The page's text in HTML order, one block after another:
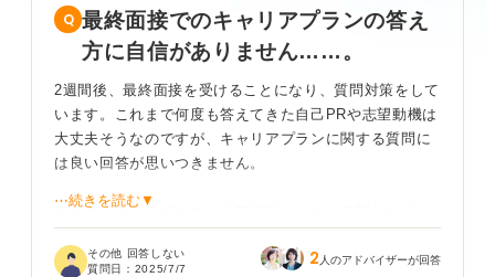
最終面接でのキャリアプランの答え
方に自信がありません……。
2週間後、最終面接を受けることになり、質問対策をして
います。これまで何度も答えてきた自己PRや志望動機は
大丈夫そうなのですが、キャリアプランに関する質問に
は良い回答が思いつきません。
これまでの面接でもキャリアプランについて聞かれまし
近の目標について触れて終わりました。
⋯続きを読む▼
その他 回答しない
質問日： 2025/7/7 2 人のアドバイザーが回答